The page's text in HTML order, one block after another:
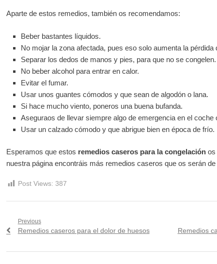
Aparte de estos remedios, también os recomendamos:
Beber bastantes líquidos.
No mojar la zona afectada, pues eso solo aumenta la pérdida
Separar los dedos de manos y pies, para que no se congelen.
No beber alcohol para entrar en calor.
Evitar el fumar.
Usar unos guantes cómodos y que sean de algodón o lana.
Si hace mucho viento, poneros una buena bufanda.
Aseguraos de llevar siempre algo de emergencia en el coche
Usar un calzado cómodo y que abrigue bien en época de frío.
Esperamos que estos remedios caseros para la congelaciónos
nuestra página encontráis más remedios caseros que os serán de
Post Views: 387
Navegación
Previous
Previous
Remedios caseros para el dolor de huesos
Next
Remedios